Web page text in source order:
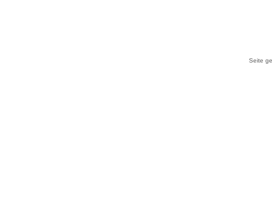
Seite